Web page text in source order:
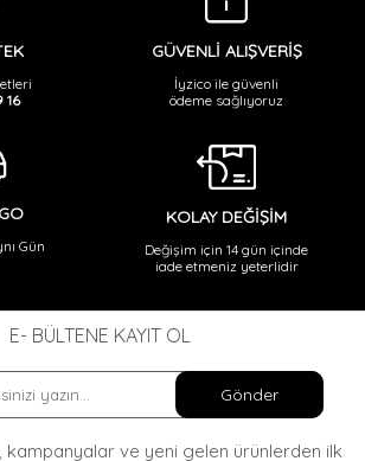
16
GÜVENLİ ALIŞVERİŞ
İyzico ile güvenli
ödeme sağlıyoruz
Gün
KOLAY DEĞİŞİM
Değişim için 14 gün içinde
iade etmeniz yeterlidir
E- BÜLTENE KAYIT OL
Gönder
kampanyalar ve yeni gelen ürünlerden ilk